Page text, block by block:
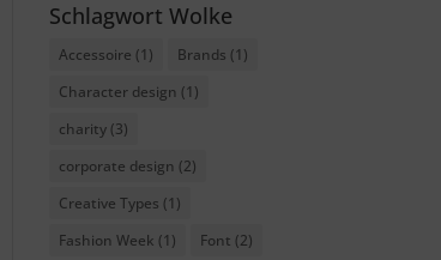
Schlagwort Wolke
Accessoire (1) Brands (1)
Character design (1)
charity(3)
corporate design (2)
Creative Types (1)
Fashion Week (1) Font (2)